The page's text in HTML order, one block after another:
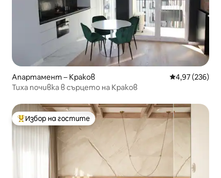
Апартамент – Краков Средна
4,97 (236)
Тиха почивка в сърцето на Краков
Най-популярен избор на гостите
Избор на гостите